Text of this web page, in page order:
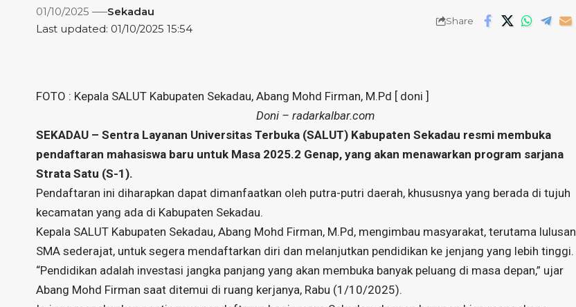
Last updated: 01/10/2025 15:54
01/10/2025 Sekadau
Share
FOTO : Kepala SALUT Kabupaten Sekadau, Abang Mohd Firman, M.Pd [ doni ]
Doni – radarkalbar.com
SEKADAU – Sentra Layanan Universitas Terbuka (SALUT) Kabupaten Sekadau resmi membuka
pendaftaran mahasiswa baru untuk Masa 2025.2 Genap, yang akan menawarkan program sarjana
Strata Satu (S-1).
Pendaftaran ini diharapkan dapat dimanfaatkan oleh putra-putri daerah, khususnya yang berada di tujuh
kecamatan yang ada di Kabupaten Sekadau.
Kepala SALUT Kabupaten Sekadau, Abang Mohd Firman, M.Pd, mengimbau masyarakat, terutama lulusan
SMA sederajat, untuk segera mendaftarkan diri dan melanjutkan pendidikan ke jenjang yang lebih tinggi.
“Pendidikan adalah investasi jangka panjang yang akan membuka banyak peluang di masa depan,” ujar
Abang Mohd Firman saat ditemui di ruang kerjanya, Rabu (1/10/2025).